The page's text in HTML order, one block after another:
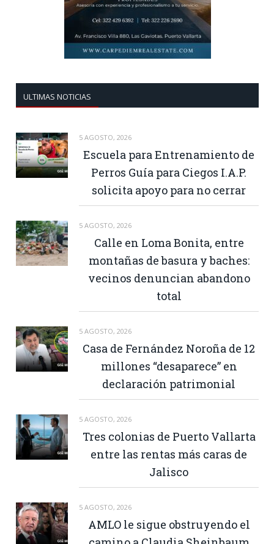
ULTIMAS NOTICIAS
5 AGOSTO, 2026
Escuela para Entrenamiento de
Perros Guía para Ciegos I.A.P.
solicita apoyo para no cerrar
5 AGOSTO, 2026
Calle en Loma Bonita, entre
montañas de basura y baches:
vecinos denuncian abandono
total
5 AGOSTO, 2026
Casa de Fernández Noroña de 12
millones “desaparece” en
declaración patrimonial
5 AGOSTO, 2026
Tres colonias de Puerto Vallarta
entre las rentas más caras de
Jalisco
5 AGOSTO, 2026
AMLO le sigue obstruyendo el